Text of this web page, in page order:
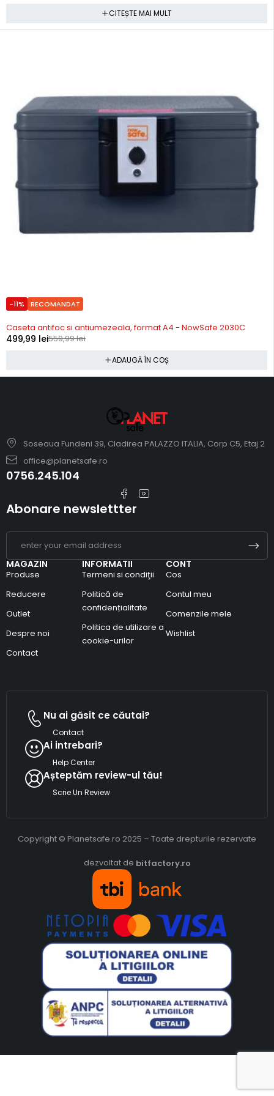
CITEȘTE MAI MULT
-11% RECOMANDAT
In stoc
Caseta antifoc si antiumezeala, format A4 - NowSafe 2030C
559,99lei
499,99 lei
ADAUGĂ ÎN COȘ
Soseaua Fundeni 39, Cladirea PALAZZO ITALIA, Corp C5, Etaj 2
office@planetsafe.ro
0756.245.104
MAGAZIN
Produse
Reducere
Outlet
Despre noi
Contact
INFORMATII
Termeni si condiţii
Politică de
confidențialitate
Politica de utilizare a
cookie-urilor
CONT
Cos
Contul meu
Comenzile mele
Wishlist
Abonare newslettter
Nu ai găsit ce căutai?
Contact
Ai intrebari?
Help Center
Așteptăm review-ul tău!
Scrie Un Review
Copyright © Planetsafe.ro 2025 – Toate drepturile rezervate
dezvoltat de bitfactory.ro